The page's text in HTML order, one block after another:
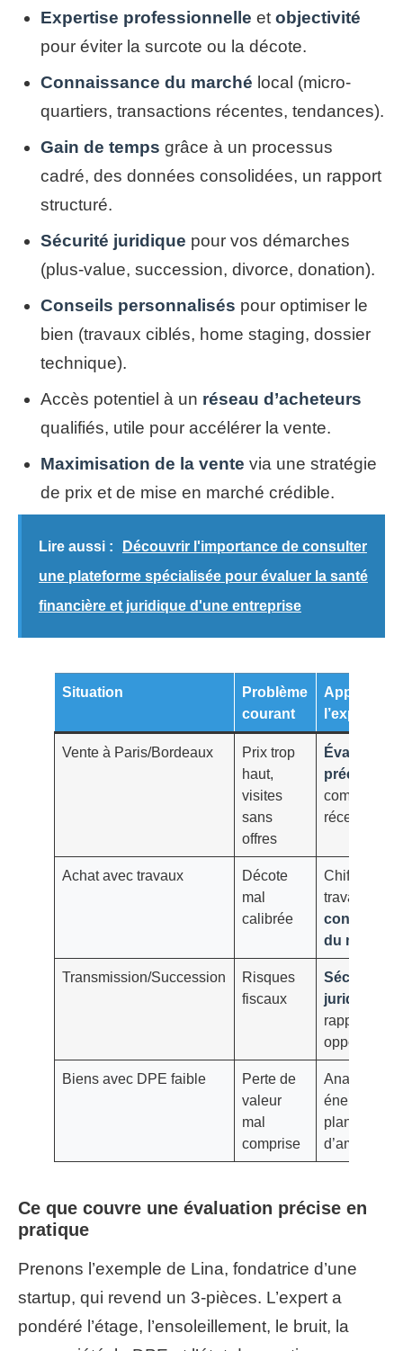
Expertise professionnelle et objectivité
pour éviter la surcote ou la décote.
Connaissance du marché local (micro-
quartiers, transactions récentes, tendances).
Gain de temps grâce à un processus
cadré, des données consolidées, un rapport
structuré.
Sécurité juridique pour vos démarches
(plus-value, succession, divorce, donation).
Conseils personnalisés pour optimiser le
bien (travaux ciblés, home staging, dossier
technique).
Accès potentiel à un réseau d’acheteurs
qualifiés, utile pour accélérer la vente.
Maximisation de la vente via une stratégie
de prix et de mise en marché crédible.
Lire aussi :
Découvrir l'importance de consulter
une plateforme spécialisée pour évaluer la santé
financière et juridique d'une entreprise
Situation
Problème
courant
Apport de
l’expert
Vente à Paris/Bordeaux
Prix trop
haut,
visites
sans
offres
Évaluation
précise
récents
Achat avec travaux
Décote
mal
calibrée
Chiffrage
travaux +
du marché
Transmission/Succession
Risques
fiscaux
Sécurité
juridique
rapport
opposable
Biens avec DPE faible
Perte de
valeur
mal
comprise
Analyse
énergétique
plan
Ce que couvre une évaluation précise en
pratique
Prenons l’exemple de Lina, fondatrice d’une
startup, qui revend un 3-pièces. L’expert a
pondéré l’étage, l’ensoleillement, le bruit, la